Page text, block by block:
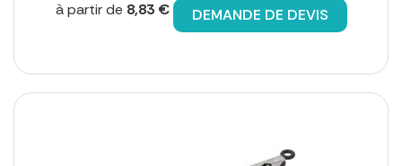
à partir de 8,83 € DEMANDE DE DEVIS